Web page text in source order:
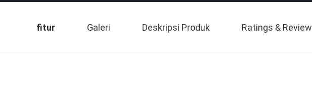
fitur Galeri Deskripsi Produk Ratings & Review